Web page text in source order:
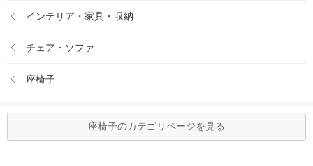
インテリア・家具・収納
チェア・ソファ
座椅子
座椅子のカテゴリページを見る